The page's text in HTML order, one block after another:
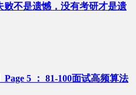
不是遗憾，没有考研才是遗
Page 5 ： 81-100面试高频算法